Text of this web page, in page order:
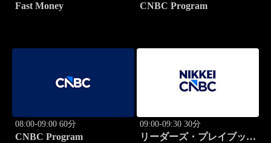
Fast Money CNBC Program
08:00-09:00 60分
CNBC Program
09:00-09:30 30分
リーダーズ・プレイブック